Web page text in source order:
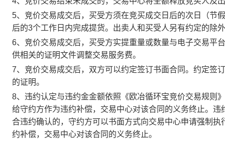
5、竞价交易成交后，买受方须在竞买成交日后的次日（节
后的3个工作日内完成提货。出卖人和买受人另有约定的除
6、竞价交易成交后，买受方实提重量或数量与电子交易平
供相关的证明文件调整交易服务费。
7、竞价交易成交后，双方可以约定签订书面合同。约定签
的证明。
8、违约认定与违约金金额依照《欧冶循环宝竞价交易规则
给守约方作为违约补偿，交易中心对该合同的义务终止。
合违约确认的，守约方可以书面方式向交易中心申请强制
约补偿，交易中心对该合同的义务终止。